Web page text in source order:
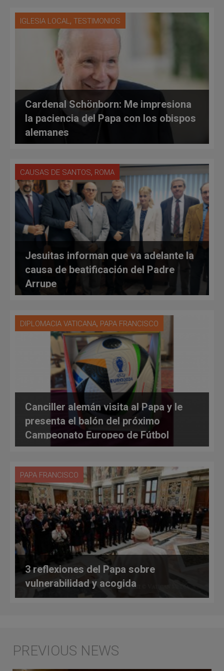
IGLESIA LOCAL, TESTIMONIOS
Cardenal Schönborn: Me impresiona
la paciencia del Papa con los obispos
alemanes
CAUSAS DE SANTOS, ROMA
Jesuitas informan que va adelante la
causa de beatificación del Padre
Arrupe
DIPLOMACIA VATICANA, PAPA FRANCISCO
Canciller alemán visita al Papa y le
presenta el balón del próximo
Campeonato Europeo de Fútbol
PAPA FRANCISCO
3 reflexiones del Papa sobre
vulnerabilidad y acogida